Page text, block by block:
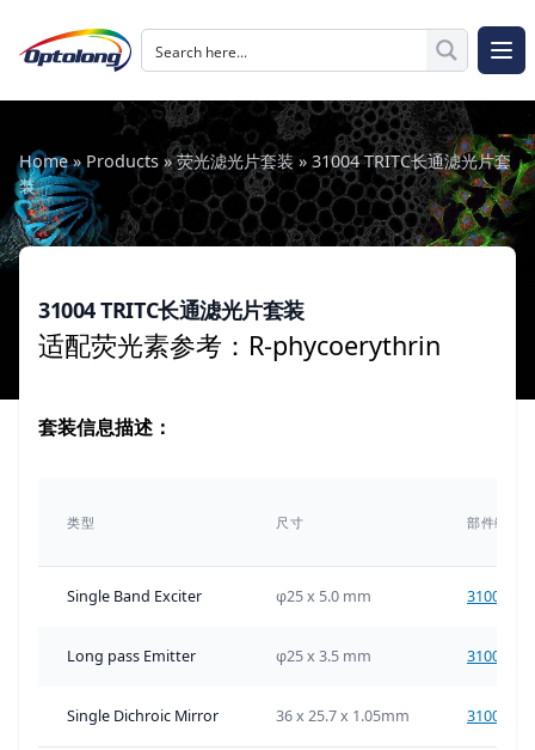
The Logo of Optolong Optics Co., Ltd.
打
Home»Products»荧光滤光片套装 » 31004 TRITC长通滤光片套
装
31004 TRITC长通滤光片套装
适配荧光素参考：R-phycoerythrin
套装信息描述：
类型 尺寸 部件编号
Single Band Exciter φ25 x 5.0 mm 31004-
Long pass Emitter φ25 x 3.5 mm 31004-
Single Dichroic Mirror 36 x 25.7 x 1.05mm 31004-